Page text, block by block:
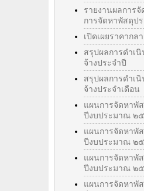
รายงานผลการ
การจัดหาพัสดุปร
เปิดเผยราคากลา
สรุปผลการดำเ
จ้างประจำปี
สรุปผลการดำเ
จ้างประจำเดือน
แผนการจัดหาพั
ปีงบประมาณ ๒
แผนการจัดหาพั
ปีงบประมาณ ๒
แผนการจัดหาพั
ปีงบประมาณ ๒
แผนการจัดหาพั